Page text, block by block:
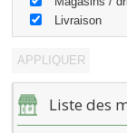
Livraison
Liste des